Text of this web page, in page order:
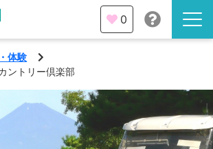
0
体験
ントリー倶楽部